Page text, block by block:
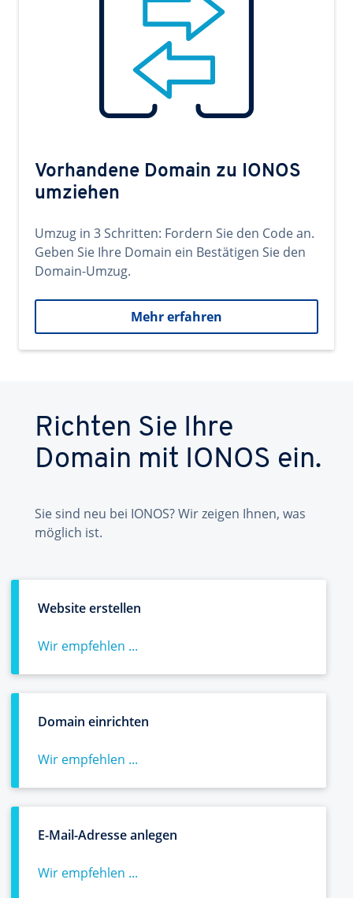
Vorhandene Domain zu IONOS
umziehen
Umzug in 3 Schritten: Fordern Sie den Code an.
Geben Sie Ihre Domain ein Bestätigen Sie den
Domain-Umzug.
Mehr erfahren
Richten Sie Ihre
Domain mit IONOS ein.
Sie sind neu bei IONOS? Wir zeigen Ihnen, was
möglich ist.
Website erstellen
Wir empfehlen ...
Domain einrichten
Wir empfehlen ...
E-Mail-Adresse anlegen
Wir empfehlen ...